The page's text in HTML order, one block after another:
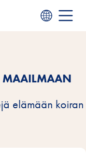
MAAILMAAN
elämään koiran